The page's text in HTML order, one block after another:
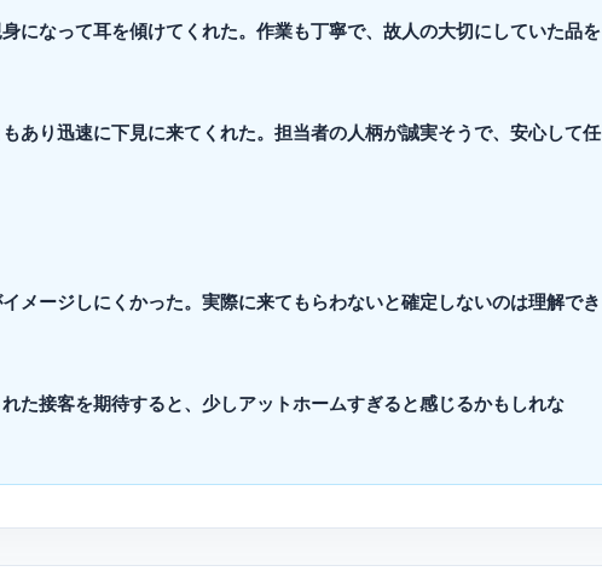
になって耳を傾けてくれた。作業も丁寧で、故人の大切にしていた品を
あり迅速に下見に来てくれた。担当者の人柄が誠実そうで、安心して任
メージしにくかった。実際に来てもらわないと確定しないのは理解でき
た接客を期待すると、少しアットホームすぎると感じるかもしれな